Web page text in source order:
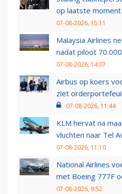
op laatste
07-08-2026, 15:11
Malaysia Airlines
nadat piloot
07-08-2026, 14:07
Airbus op koers
ziet
07-08-2026, 11:44
KLM hervat na
vluchten naar Tel
07-08-2026, 11:10
National Airlines
met Boeing 777F
07-08-2026, 9:52